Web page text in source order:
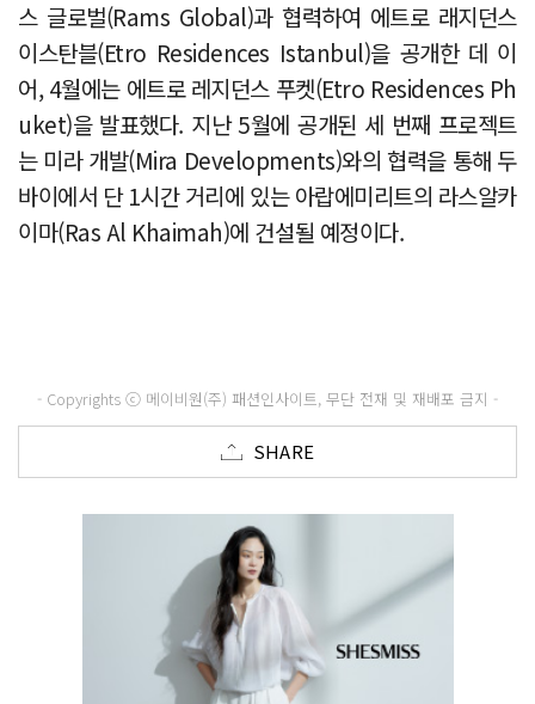
스 글로벌(Rams Global)과 협력하여 에트로 래지던스
이스탄블(Etro Residences Istanbul)을 공개한 데 이
어, 4월에는 에트로 레지던스 푸켓(Etro Residences Ph
uket)을 발표했다. 지난 5월에 공개된 세 번째 프로젝트
는 미라 개발(Mira Developments)와의 협력을 통해 두
바이에서 단 1시간 거리에 있는 아랍에미리트의 라스알카
이마(Ras Al Khaimah)에 건설될 예정이다.
- Copyrights ⓒ 메이비원(주) 패션인사이트, 무단 전재 및 재배포 금지 -
SHARE